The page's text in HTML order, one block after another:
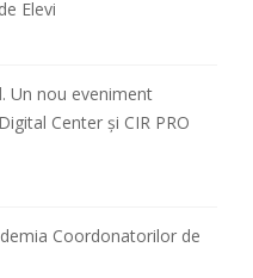
Elevi
Un nou eveniment
Center și CIR PRO
Coordonatorilor de